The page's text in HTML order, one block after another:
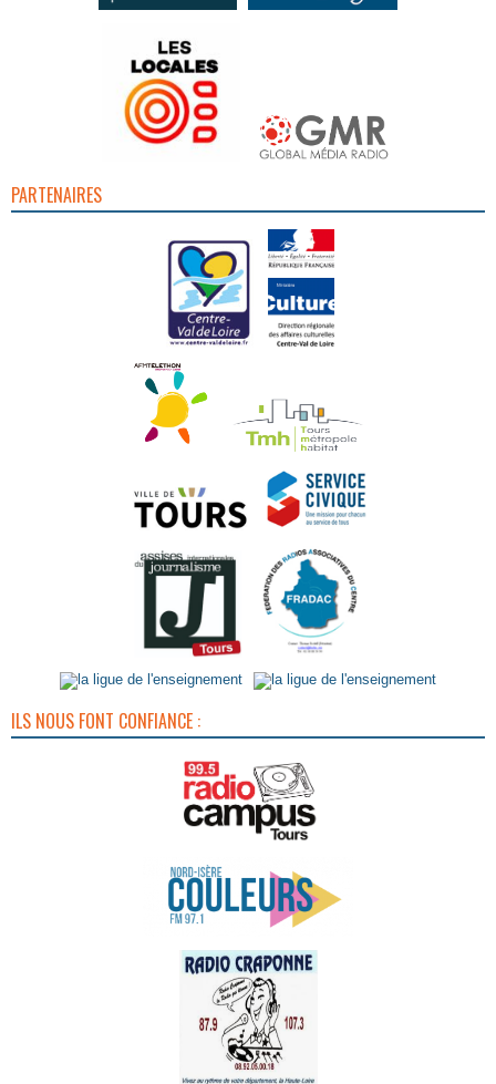
PARTENAIRES
ILS NOUS FONT CONFIANCE :